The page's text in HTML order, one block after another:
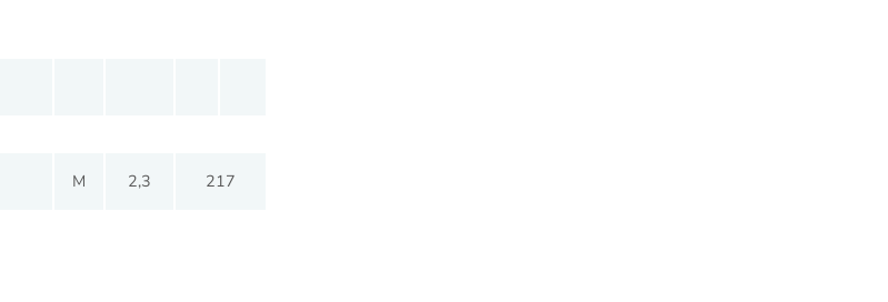
M 2,3 217